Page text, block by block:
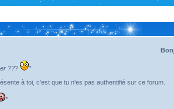
???
*
à toi, c'est que tu n'es pas authentifié sur ce forum.
*